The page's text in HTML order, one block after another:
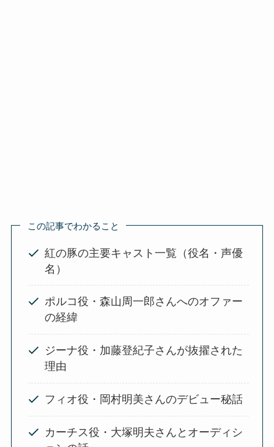
この記事でわかること
紅の豚の主要キャスト一覧（役名・声優
名）
ポルコ役・森山周一郎さんへのオファー
の経緯
ジーナ役・加藤登紀子さんが抜擢された
理由
フィオ役・岡村明美さんのデビュー秘話
カーチス役・大塚明夫さんとオーディシ